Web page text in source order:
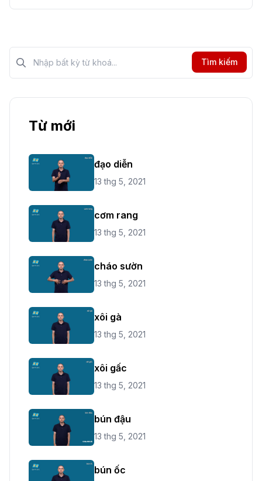
Tìm kiếm?>
Tìm kiếm
Từ mới
đạo diễn
13 thg 5, 2021
cơm rang
13 thg 5, 2021
cháo sườn
13 thg 5, 2021
xôi gà
13 thg 5, 2021
xôi gấc
13 thg 5, 2021
bún đậu
13 thg 5, 2021
bún ốc